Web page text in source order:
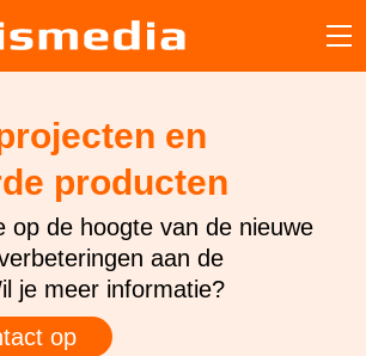
en
producten
op de hoogte van de nieuwe
aan de
je meer informatie?
op